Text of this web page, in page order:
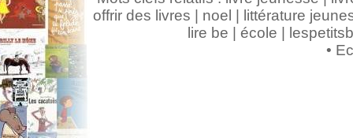
offrir des livres | noel | littérature
lire be | école |
•